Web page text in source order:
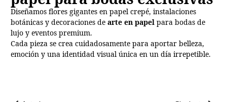
Diseñamos flores gigantes en papel crepé, instalaciones
botánicas y decoraciones dearte en papel para bodas de
lujo y eventos premium.
Cada pieza se crea cuidadosamente para aportar belleza,
emoción y una identidad visual única en un día irrepetible.